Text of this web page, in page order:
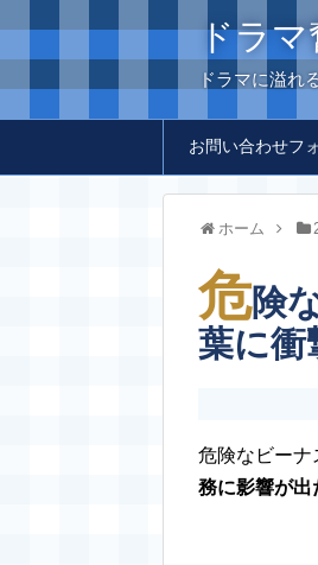
ドラマ
ドラマに溢れ
お問い合わせフ
ホーム
危険
葉に衝
危険なビーナ
務に影響が出